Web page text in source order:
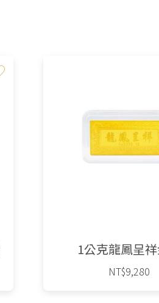
1公克龍鳳呈
NT$9,280